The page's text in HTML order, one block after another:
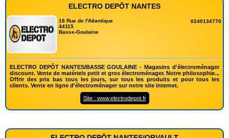
ELECTRO DEPÔT NANTES
18 Rue de l'Atlantique
44115
Basse-Goulaine
0240134770
ELECTRO DEPÔT NANTES/BASSE GOULAINE - Magasins d'électroménager
discount. Vente de matériels petit et gros électroménager. Notre philosophie...
Offrir des prix bas tous les jours, sur tous les produits et pour tous les
clients. Vente en ligne d'électroménager sur notre site internet.
Site : www.electrodepot.fr